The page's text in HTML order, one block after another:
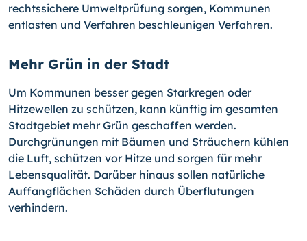
rechtssichere Umweltprüfung sorgen, Kommunen
entlasten und Verfahren beschleunigen Verfahren.
Mehr Grün in der Stadt
Um Kommunen besser gegen Starkregen oder
Hitzewellen zu schützen, kann künftig im gesamten
Stadtgebiet mehr Grün geschaffen werden.
Durchgrünungen mit Bäumen und Sträuchern kühlen
die Luft, schützen vor Hitze und sorgen für mehr
Lebensqualität. Darüber hinaus sollen natürliche
Auffangflächen Schäden durch Überflutungen
verhindern.